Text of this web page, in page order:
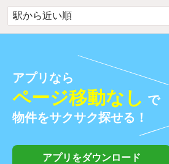
アプリなら
ページ移動なし で
物件をサクサク探せる！
アプリをダウンロード